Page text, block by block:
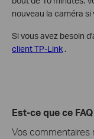
nouveau la caméra
Si vous avez besoin
client TP-Link .
Est-ce que ce
Vos commentaires